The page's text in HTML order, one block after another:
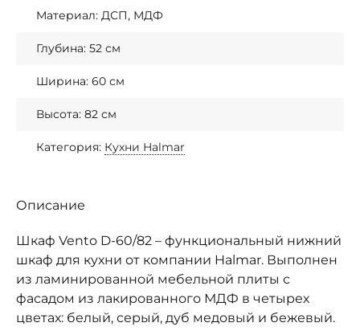
Материал: ДСП, МДФ
Глубина: 52 см
Ширина: 60 см
Высота: 82 см
Категория: Кухни Halmar
Описание
Шкаф Vento D-60/82 – функциональный нижний
шкаф для кухни от компании Halmar. Выполнен
из ламинированной мебельной плиты с
фасадом из лакированного МДФ в четырех
цветах: белый, серый, дуб медовый и бежевый.